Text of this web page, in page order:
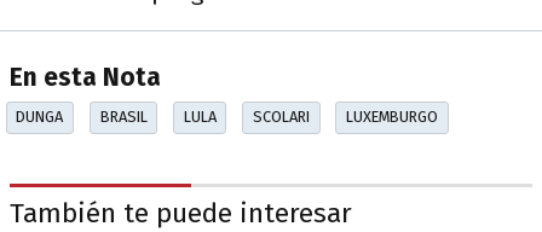
En esta Nota
DUNGA BRASIL LULA SCOLARI LUXEMBURGO
También te puede interesar